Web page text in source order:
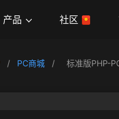
产品 社区
/ PC商城 /
标准版PHP-